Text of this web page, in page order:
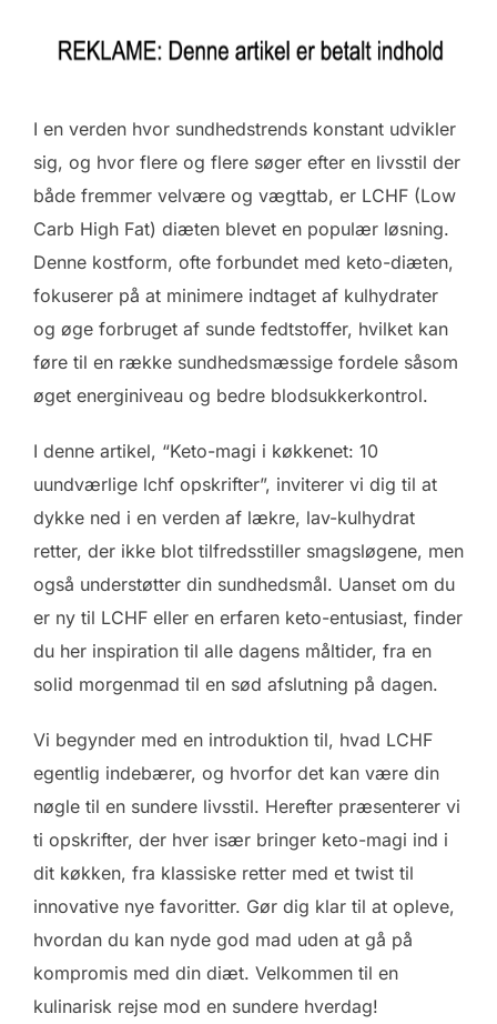
I en verden hvor sundhedstrends konstant udvikler
sig, og hvor flere og flere søger efter en livsstil der
både fremmer velvære og vægttab, er LCHF (Low
Carb High Fat) diæten blevet en populær løsning.
Denne kostform, ofte forbundet med keto-diæten,
fokuserer på at minimere indtaget af kulhydrater
og øge forbruget af sunde fedtstoffer, hvilket kan
føre til en række sundhedsmæssige fordele såsom
øget energiniveau og bedre blodsukkerkontrol.
I denne artikel, “Keto-magi i køkkenet: 10
uundværlige lchf opskrifter”, inviterer vi dig til at
dykke ned i en verden af lækre, lav-kulhydrat
retter, der ikke blot tilfredsstiller smagsløgene, men
også understøtter din sundhedsmål. Uanset om du
er ny til LCHF eller en erfaren keto-entusiast, finder
du her inspiration til alle dagens måltider, fra en
solid morgenmad til en sød afslutning på dagen.
Vi begynder med en introduktion til, hvad LCHF
egentlig indebærer, og hvorfor det kan være din
nøgle til en sundere livsstil. Herefter præsenterer vi
ti opskrifter, der hver især bringer keto-magi ind i
dit køkken, fra klassiske retter med et twist til
innovative nye favoritter. Gør dig klar til at opleve,
hvordan du kan nyde god mad uden at gå på
kompromis med din diæt. Velkommen til en
kulinarisk rejse mod en sundere hverdag!